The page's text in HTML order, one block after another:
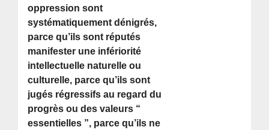
oppression sont
systématiquement dénigrés,
parce qu’ils sont réputés
manifester une infériorité
intellectuelle naturelle ou
culturelle, parce qu’ils sont
jugés régressifs au regard du
progrès ou des valeurs “
essentielles ”, parce qu’ils ne